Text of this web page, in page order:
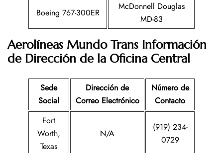
Boeing 767-300ER
McDonnell Douglas
MD-83
Aerolíneas Mundo Trans Información
de Dirección de la Oficina Central
Sede
Social
Dirección de
Correo Electrónico
Número de
Contacto
Fort
Worth,
Texas
N/A
(919) 234-
0729